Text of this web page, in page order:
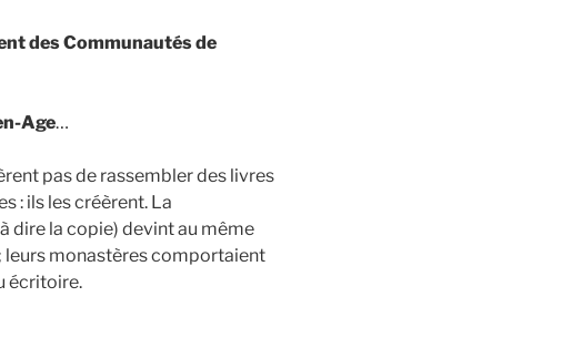
des Communautés de
Age…
pas de rassembler des livres
: ils les créèrent. La
dire la copie) devint au même
leurs monastères comportaient
écritoire.